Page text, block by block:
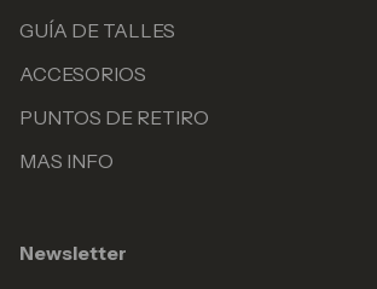
GUÍA DE TALLES
ACCESORIOS
PUNTOS DE RETIRO
MAS INFO
Newsletter